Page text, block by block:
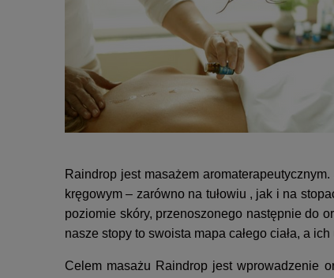
Raindrop jest masażem
kręgowym – zarówno na tułowiu , jak i na
poziomie skóry, przenoszonego następnie do
nasze stopy to swoista mapa całego ciała, a
Celem masażu Raindrop jest wprowadzenie